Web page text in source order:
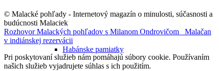
Habánske pamiatky
© Malacké pohľady - Internetový magazín o minulosti, súčasnosti a
budúcnosti Malaciek
Rozhovor Malackých pohľadov s Milanom Ondrovičom
Malačan
v indiánskej rezervácii
Pri poskytovaní služieb nám pomáhajú súbory cookie. Používaním
našich služieb vyjadrujete súhlas s ich použitím.